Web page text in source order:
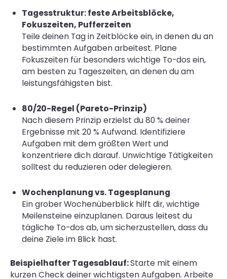
Tagesstruktur: feste Arbeitsblöcke,
Fokuszeiten, Pufferzeiten
Teile deinen Tag in Zeitblöcke ein, in denen du an
bestimmten Aufgaben arbeitest. Plane
Fokuszeiten für besonders wichtige To-dos ein,
am besten zu Tageszeiten, an denen du am
leistungsfähigsten bist.
80/20-Regel (Pareto-Prinzip)
Nach diesem Prinzip erzielst du 80 % deiner
Ergebnisse mit 20 % Aufwand. Identifiziere
Aufgaben mit dem größten Wert und
konzentriere dich darauf. Unwichtige Tätigkeiten
solltest du reduzieren oder delegieren.
Wochenplanung vs. Tagesplanung
Ein grober Wochenüberblick hilft dir, wichtige
Meilensteine einzuplanen. Daraus leitest du
tägliche To-dos ab, um sicherzustellen, dass du
deine Ziele im Blick hast.
Beispielhafter Tagesablauf:Starte mit einem
kurzen Check deiner wichtigsten Aufgaben. Arbeite